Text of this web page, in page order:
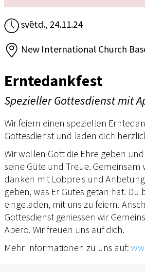
svētd., 24.11.24
New International Church
Erntedankfest
Spezieller Gottesdienst mit
Wir feiern einen speziellen
Gottesdienst und laden dich
Wir wollen Gott die Ehre geben
seine Güte und Treue.
danken mit Lobpreis und
geben, was Er Gutes getan hat. Du
eingeladen, mit uns zu feiern.
Gottesdienst geniessen wir
Apero. Wir freuen uns auf dich.
Mehr Informationen zu uns auf: